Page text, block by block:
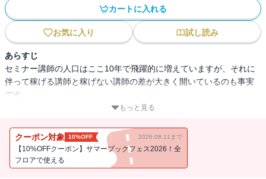
カートに入れる
お気に入り 試し読み
あらすじ
セミナー講師の人口はここ10年で飛躍的に増えていますが、それに
伴って稼げる講師と稼げない講師の差が大きく開いているのも事実
です。
稼げる講師と稼げない講師を分ける最も大きな要素は、受講生がき
いです。
こう聞くと、「もっと専門的で高度な知識を教えなければ」「テー
マを変えたほうがいいのではないか」と考えるかもしれませんが、
もっと見る
クーポン対象 10%OFF 2026.08.11まで
【10%OFFクーポン】サマーブックフェス2026！全
フロアで使える